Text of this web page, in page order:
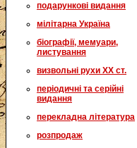
подарункові видання
мілітарна Україна
біографії, мемуари,
листування
визвольні рухи XX ст.
періодичні та серійні
видання
перекладна література
розпродаж